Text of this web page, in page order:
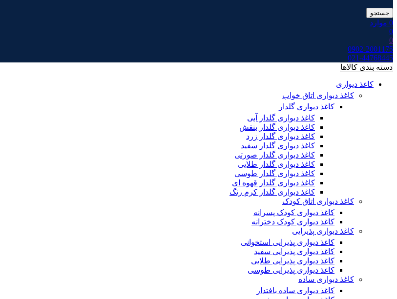
جستجو
0 موارد
0
0
0902-2001175
021-44768445
دسته بندی کالاها
کاغذ دیواری
کاغذ دیواری اتاق خواب
کاغذ دیواری گلدار
کاغذ دیواری گلدار آبی
کاغذ دیواری گلدار بنفش
کاغذ دیواری گلدار زرد
کاغذ دیواری گلدار سفید
کاغذ دیواری گلدار صورتی
کاغذ دیواری گلدار طلایی
کاغذ دیواری گلدار طوسی
کاغذ دیواری گلدار قهوه ای
کاغذ دیواری گلدار کرم رنگ
کاغذ دیواری اتاق کودک
کاغذ دیواری کودک پسرانه
کاغذ دیواری کودک دخترانه
کاغذ دیواری پذیرایی
کاغذ دیواری پذیرایی استخوانی
کاغذ دیواری پذیرایی سفید
کاغذ دیواری پذیرایی طلایی
کاغذ دیواری پذیرایی طوسی
کاغذ دیواری ساده
کاغذ دیواری ساده بافتدار